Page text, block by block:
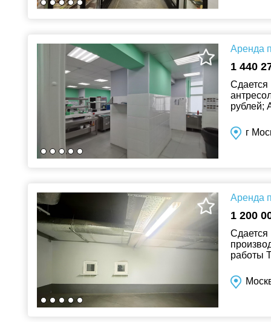
Аренда
1 440
Сдается
рублей;
г
Аренда
1 200
работы